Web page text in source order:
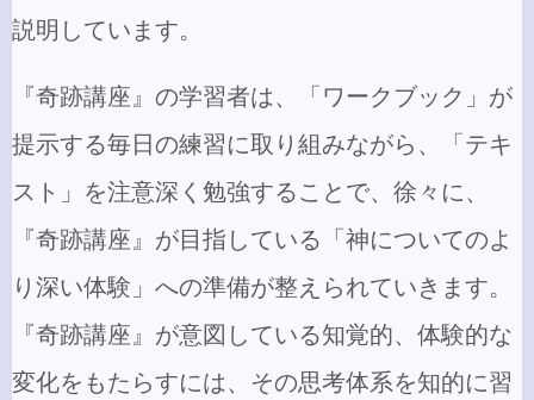
説明しています。
『奇跡講座』の学習者は、「ワークブック」が
提示する毎日の練習に取り組みながら、「テキ
スト」を注意深く勉強することで、徐々に、
『奇跡講座』が目指している「神についてのよ
り深い体験」への準備が整えられていきます。
『奇跡講座』が意図している知覚的、体験的な
変化をもたらすには、その思考体系を知的に習